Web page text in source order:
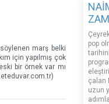
marş belki
için yapılmış çok
bir örnek var mı
pop
çalan
uzun